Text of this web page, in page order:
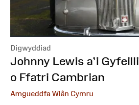
Digwyddiad
:
Johnny Lewis a’i
o Ffatri Cambrian
Amgueddfa Wlân Cymru